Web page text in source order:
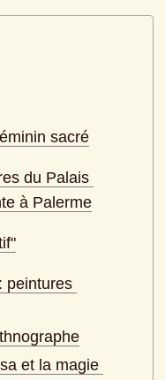
sacré
du Palais
à Palerme
peintures
et la magie